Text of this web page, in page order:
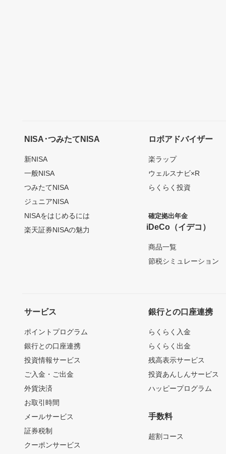
NISA･つみたてNISA
新NISA
一般NISA
つみたてNISA
ジュニアNISA
NISAをはじめるには
楽天証券NISAの魅力
ロボアドバイザー
楽ラップ
ウェルスナビ×R
らくらく投資
確定拠出年金
iDeCo（イデコ）
商品一覧
節税シミュレーション
サービス
ポイントプログラム
銀行との口座連携
投資情報サービス
ご入金・ご出金
外貨決済
お取引時間
メールサービス
証券税制
クーポンサービス
銀行との口座連携
らくらく入金
らくらく出金
残高表示サービス
投資あんしんサービス
ハッピープログラム
手数料
超割コース